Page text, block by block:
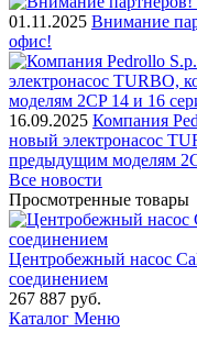
01.11.2025 Внимание
офис!
16.09.2025 Компания
новый электронасос
предыдущим моделям
Все новости
Просмотренные товары
Центробежный насос
соединением
267 887 руб.
Каталог Меню